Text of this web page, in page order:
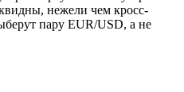
нежели чем кросс-
пару EUR/USD, а не